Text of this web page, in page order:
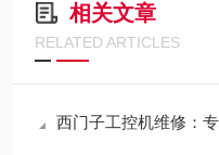
相关文章
RELATED ARTICLES
西门子工控机维修：专